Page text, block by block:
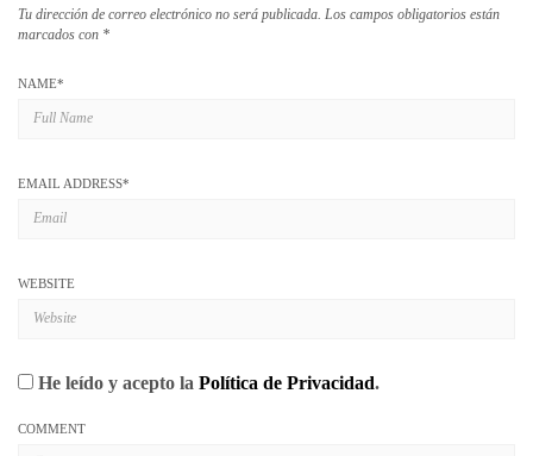
Tu dirección de correo electrónico no será publicada. Los campos obligatorios están
marcados con *
NAME*
EMAIL ADDRESS*
WEBSITE
He leído y acepto la Política de Privacidad.
COMMENT